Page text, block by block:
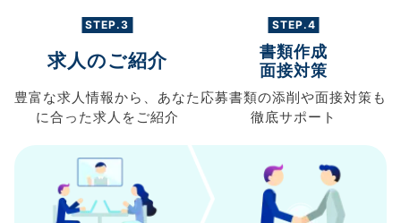
STEP.3
求人のご紹介
豊富な求人情報から、 あなた
に合った求人を ご紹介
STEP.4
書類作成
面接対策
応募書類の添削や面接対策も
徹底サポート